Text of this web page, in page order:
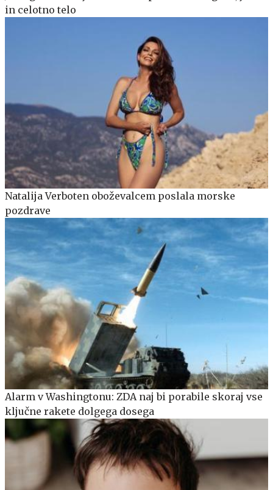
in celotno telo
Natalija Verboten oboževalcem poslala morske
pozdrave
Alarm v Washingtonu: ZDA naj bi porabile skoraj vse
ključne rakete dolgega dosega